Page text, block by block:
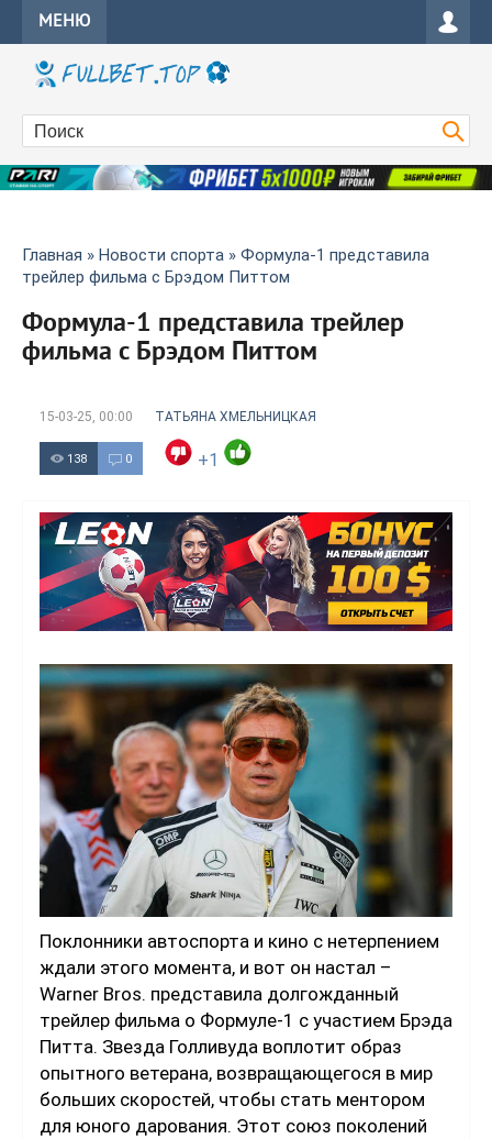
МЕНЮ
Главная » Новости спорта » Формула-1 представила
трейлер фильма с Брэдом Питтом
Формула-1 представила трейлер
фильма с Брэдом Питтом
15-03-25, 00:00 ТАТЬЯНА ХМЕЛЬНИЦКАЯ
138 0 +1
Поклонники автоспорта и кино с нетерпением
ждали этого момента, и вот он настал –
Warner Bros. представила долгожданный
трейлер фильма о Формуле-1 с участием Брэда
Питта. Звезда Голливуда воплотит образ
опытного ветерана, возвращающегося в мир
больших скоростей, чтобы стать ментором
для юного дарования. Этот союз поколений